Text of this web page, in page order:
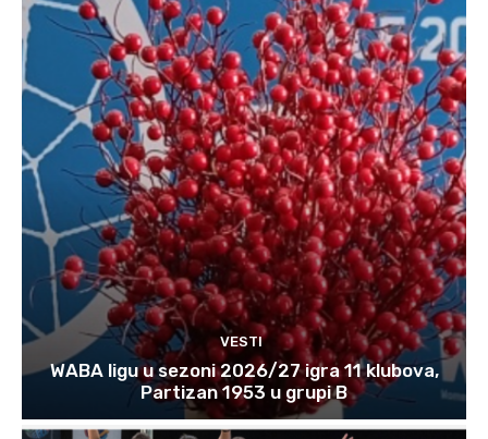
VESTI
WABA ligu u sezoni 2026/27 igra 11 klubova,
Partizan 1953 u grupi B